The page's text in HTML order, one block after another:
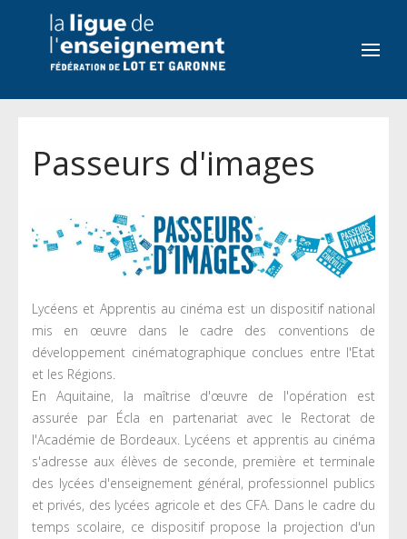
Passeurs d'images
Lycéens et Apprentis au cinéma est un dispositif national
mis en œuvre dans le cadre des conventions de
développement cinématographique conclues entre l'Etat
et les Régions.
En Aquitaine, la maîtrise d'œuvre de l'opération est
assurée par Écla en partenariat avec le Rectorat de
l'Académie de Bordeaux. Lycéens et apprentis au cinéma
s'adresse aux élèves de seconde, première et terminale
des lycées d'enseignement général, professionnel publics
et privés, des lycées agricole et des CFA. Dans le cadre du
temps scolaire, ce dispositif propose la projection d'un